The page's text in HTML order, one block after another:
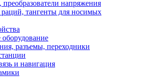
напряжения
тангенты для носимых
разъемы, переходники
и навигация